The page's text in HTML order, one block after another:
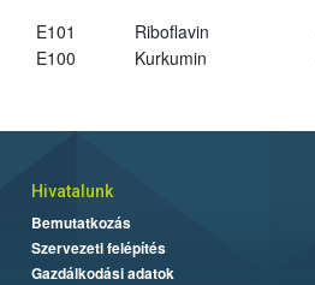
E101
Riboflavin
E100
Kurkumin
Hivatalunk
Bemutatkozás
Szervezeti felépítés
Gazdálkodási adatok